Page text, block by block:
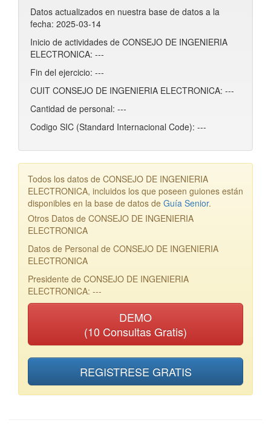
Datos actualizados en nuestra base de datos a la
fecha: 2025-03-14
Inicio de actividades de CONSEJO DE INGENIERIA
ELECTRONICA: ---
Fin del ejercicio: ---
CUIT CONSEJO DE INGENIERIA ELECTRONICA: ---
Cantidad de personal: ---
Codigo SIC (Standard Internacional Code): ---
Todos los datos de CONSEJO DE INGENIERIA
ELECTRONICA, incluidos los que poseen guiones están
disponibles en la base de datos de Guía Senior.
Otros Datos de CONSEJO DE INGENIERIA
ELECTRONICA
Datos de Personal de CONSEJO DE INGENIERIA
ELECTRONICA
Presidente de CONSEJO DE INGENIERIA
ELECTRONICA: ---
DEMO
(10 Consultas Gratis)
REGISTRESE GRATIS